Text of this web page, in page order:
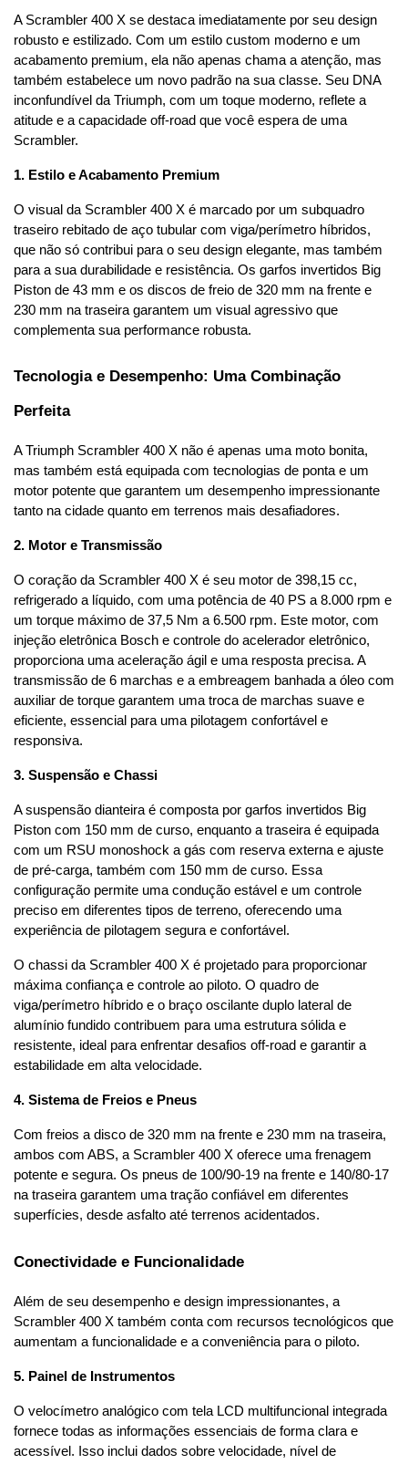
A Scrambler 400 X se destaca imediatamente por seu design
robusto e estilizado. Com um estilo custom moderno e um
acabamento premium, ela não apenas chama a atenção, mas
também estabelece um novo padrão na sua classe. Seu DNA
inconfundível da Triumph, com um toque moderno, reflete a
atitude e a capacidade off-road que você espera de uma
Scrambler.
1. Estilo e Acabamento Premium
O visual da Scrambler 400 X é marcado por um subquadro
traseiro rebitado de aço tubular com viga/perímetro híbridos,
que não só contribui para o seu design elegante, mas também
para a sua durabilidade e resistência. Os garfos invertidos Big
Piston de 43 mm e os discos de freio de 320 mm na frente e
230 mm na traseira garantem um visual agressivo que
complementa sua performance robusta.
Tecnologia e Desempenho: Uma Combinação
Perfeita
A Triumph Scrambler 400 X não é apenas uma moto bonita,
mas também está equipada com tecnologias de ponta e um
motor potente que garantem um desempenho impressionante
tanto na cidade quanto em terrenos mais desafiadores.
2. Motor e Transmissão
O coração da Scrambler 400 X é seu motor de 398,15 cc,
refrigerado a líquido, com uma potência de 40 PS a 8.000 rpm e
um torque máximo de 37,5 Nm a 6.500 rpm. Este motor, com
injeção eletrônica Bosch e controle do acelerador eletrônico,
proporciona uma aceleração ágil e uma resposta precisa. A
transmissão de 6 marchas e a embreagem banhada a óleo com
auxiliar de torque garantem uma troca de marchas suave e
eficiente, essencial para uma pilotagem confortável e
responsiva.
3. Suspensão e Chassi
A suspensão dianteira é composta por garfos invertidos Big
Piston com 150 mm de curso, enquanto a traseira é equipada
com um RSU monoshock a gás com reserva externa e ajuste
de pré-carga, também com 150 mm de curso. Essa
configuração permite uma condução estável e um controle
preciso em diferentes tipos de terreno, oferecendo uma
experiência de pilotagem segura e confortável.
O chassi da Scrambler 400 X é projetado para proporcionar
máxima confiança e controle ao piloto. O quadro de
viga/perímetro híbrido e o braço oscilante duplo lateral de
alumínio fundido contribuem para uma estrutura sólida e
resistente, ideal para enfrentar desafios off-road e garantir a
estabilidade em alta velocidade.
4. Sistema de Freios e Pneus
Com freios a disco de 320 mm na frente e 230 mm na traseira,
ambos com ABS, a Scrambler 400 X oferece uma frenagem
potente e segura. Os pneus de 100/90-19 na frente e 140/80-17
na traseira garantem uma tração confiável em diferentes
superfícies, desde asfalto até terrenos acidentados.
Conectividade e Funcionalidade
Além de seu desempenho e design impressionantes, a
Scrambler 400 X também conta com recursos tecnológicos que
aumentam a funcionalidade e a conveniência para o piloto.
5. Painel de Instrumentos
O velocímetro analógico com tela LCD multifuncional integrada
fornece todas as informações essenciais de forma clara e
acessível. Isso inclui dados sobre velocidade, nível de